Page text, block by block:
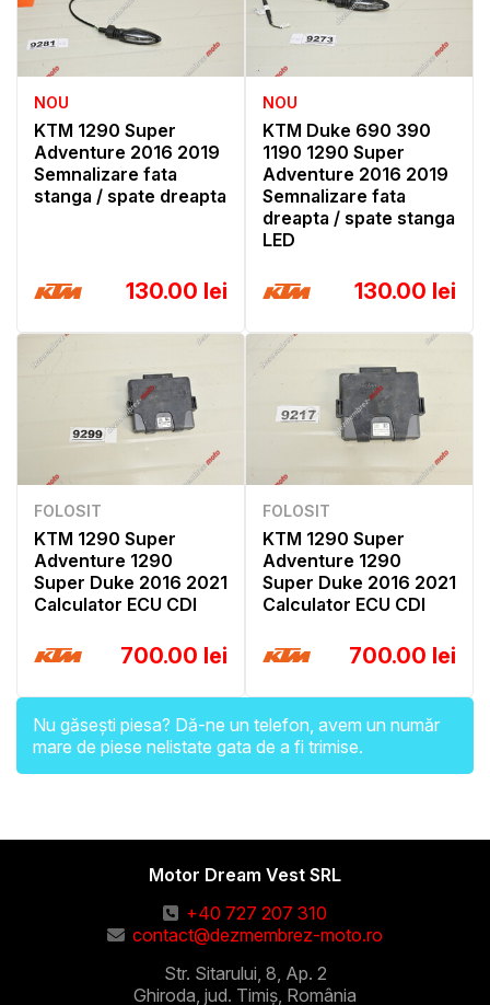
NOU
KTM 1290 Super
Adventure 2016 2019
Semnalizare fata
stanga / spate dreapta
130.00 lei
NOU
KTM Duke 690 390
1190 1290 Super
Adventure 2016 2019
Semnalizare fata
dreapta / spate stanga
LED
130.00 lei
FOLOSIT
KTM 1290 Super
Adventure 1290
Super Duke 2016 2021
Calculator ECU CDI
700.00 lei
FOLOSIT
KTM 1290 Super
Adventure 1290
Super Duke 2016 2021
Calculator ECU CDI
700.00 lei
Nu găsești piesa? Dă-ne un telefon, avem un număr
mare de piese nelistate gata de a fi trimise.
Motor Dream Vest SRL
+40 727 207 310
contact@dezmembrez-moto.ro
Str. Sitarului, 8, Ap. 2
Ghiroda, jud. Timiș, România